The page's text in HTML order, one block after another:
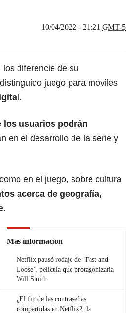
10/04/2022 - 21:21 GMT-5
diferencie de su
juego para móviles
.
los usuarios podrán
en el desarrollo de la serie y
en el juego, sobre cultura
acerca de geografía,
Más información
Netflix pausó rodaje de ‘Fast and
Loose’, película que protagonizaría
Will Smith
¿El fin de las contraseñas
compartidas en Netflix?: la